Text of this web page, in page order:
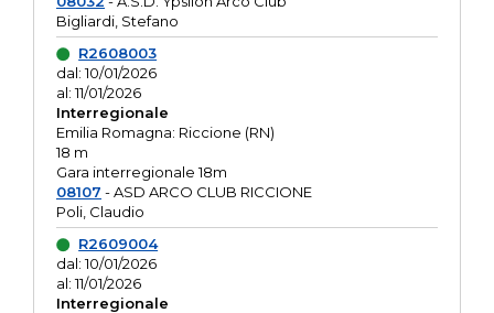
Bigliardi, Stefano
R2608003
dal: 10/01/2026
al: 11/01/2026
Interregionale
Emilia Romagna: Riccione (RN)
18 m
Gara interregionale 18m
08107 - ASD ARCO CLUB RICCIONE
Poli, Claudio
R2609004
dal: 10/01/2026
al: 11/01/2026
Interregionale